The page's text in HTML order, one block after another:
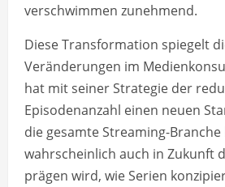
verschwimmen zunehmend.
Diese Transformation spiegelt
Veränderungen im
hat mit seiner Strategie der
Episodenanzahl einen neuen
die gesamte Streaming-
wahrscheinlich auch in Zukunft
prägen wird, wie Serien